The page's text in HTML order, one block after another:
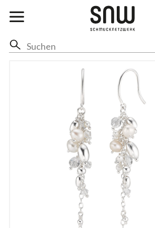
Marken
Hals
Anhänger
Ringe
Arm
Fuss
Braut